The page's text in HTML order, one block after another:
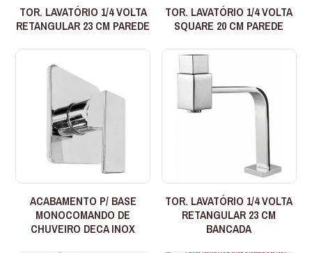
TOR. LAVATÓRIO 1/4 VOLTA
RETANGULAR 23 CM PAREDE
TOR. LAVATÓRIO 1/4 VOLTA
SQUARE 20 CM PAREDE
ACABAMENTO P/ BASE
MONOCOMANDO DE
CHUVEIRO DECA INOX
TOR. LAVATÓRIO 1/4 VOLTA
RETANGULAR 23 CM
BANCADA